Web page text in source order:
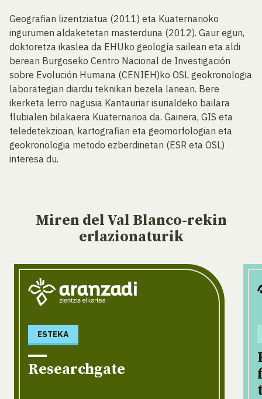
Geografian lizentziatua (2011) eta Kuaternarioko
ingurumen aldaketetan masterduna (2012). Gaur egun,
doktoretza ikaslea da EHUko geología sailean eta aldi
berean Burgoseko Centro Nacional de Investigación
sobre Evolución Humana (CENIEH)ko OSL geokronologia
laborategian diardu teknikari bezela lanean. Bere
ikerketa lerro nagusia Kantauriar isurialdeko bailara
flubialen bilakaera Kuaternarioa da. Gainera, GIS eta
teledetekzioan, kartografian eta geomorfologian eta
geokronologia metodo ezberdinetan (ESR eta OSL)
interesa du.
Miren del Val Blanco-rekin
erlazionaturik
ESTEKA
Researchgate